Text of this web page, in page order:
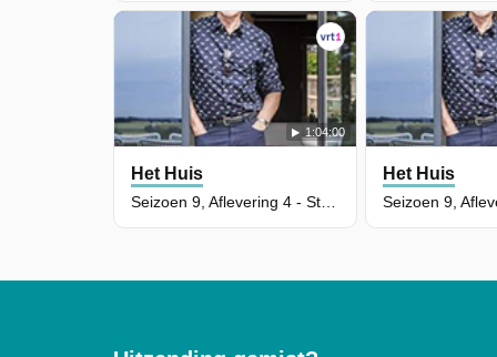
1:04:00
Het Huis Het Huis